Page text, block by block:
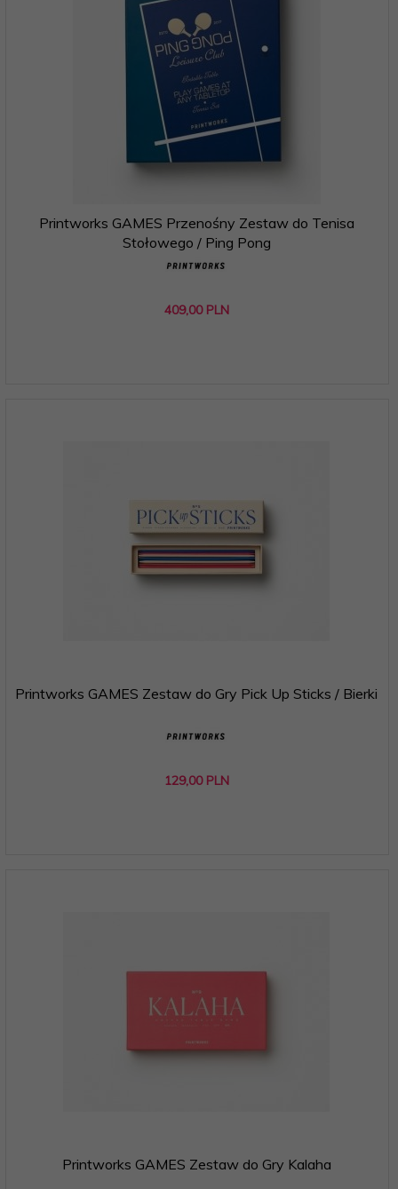
Printworks GAMES Przenośny Zestaw do Tenisa
Stołowego / Ping Pong
409,00 PLN
Printworks GAMES Zestaw do Gry Pick Up Sticks / Bierki
129,00 PLN
Printworks GAMES Zestaw do Gry Kalaha